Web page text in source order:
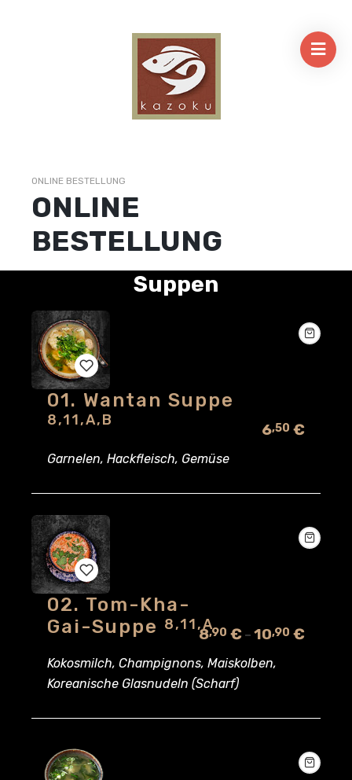
ONLINE BESTELLUNG
ONLINE
BESTELLUNG
Suppen
Add
wishlist
01. Wantan Suppe
8,11,A,B
Garnelen, Hackfleisch, Gemüse
6,50 €
Add
wishlist
02. Tom-Kha-
Gai-Suppe 8,11,A
Kokosmilch, Champignons, Maiskolben,
Koreanische Glasnudeln (Scharf)
8,90 € – 10,90 €